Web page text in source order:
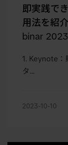
即実践で
用法を紹
binar
1. Keynote：
タ…
2023-10-10